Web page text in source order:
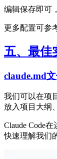
编辑保存即可
更多配置可参
五、最佳
claude.md
我们可以在项
放入项目大纲
Claude Code
快速理解我们